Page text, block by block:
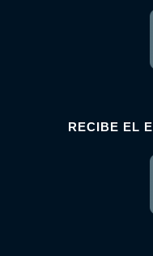
RECIBE EL